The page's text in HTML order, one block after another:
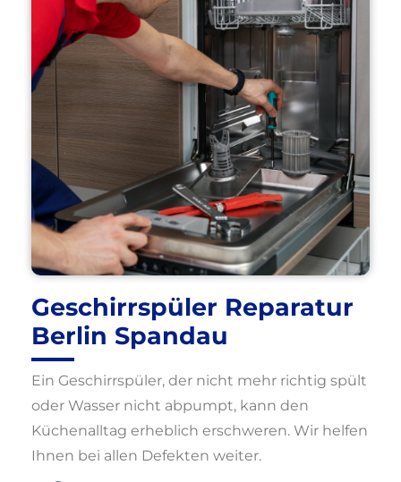
Geschirrspüler Reparatur
Berlin Spandau
Ein Geschirrspüler, der nicht mehr richtig spült
oder Wasser nicht abpumpt, kann den
Küchenalltag erheblich erschweren. Wir helfen
Ihnen bei allen Defekten weiter.